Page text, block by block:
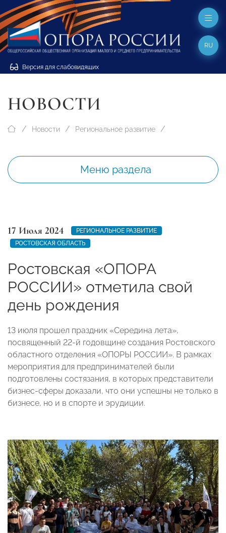
Версия для слабовидящих
RU
НОВОСТИ
Новости Региональное развитие
Меню раздела
17 Июля 2024
РЕГИОНАЛЬНОЕ РАЗВИТИЕ
РОСТОВСКАЯ ОБЛАСТЬ
Ростовская «ОПОРА
РОССИИ» отметила свой
день рождения
13 июля прошел праздник «Середина лета»,
посвященный 22-й годовщине создания Ростовского
областного отделения «ОПОРЫ РОССИИ». В рамках
мероприятия для предпринимателей были
подготовлены состязания, в которых представители
бизнес-сферы доказали, что они успешны не только в
бизнесе, но и в спорте и эрудиции.